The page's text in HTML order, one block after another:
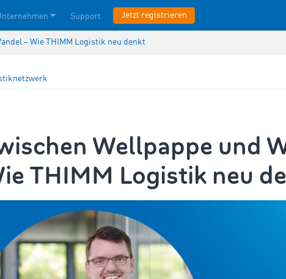
Support Jetzt registrieren
– Wie THIMM Logistik neu denkt
Wellpappe und
THIMM Logistik neu